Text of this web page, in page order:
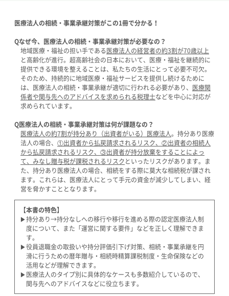
医療法人の相続・事業承継対策がこの1冊で分かる！
Qなぜ今、医療法人の相続・事業承継対策が必要なの？
地域医療・福祉の担い手である医療法人の経営者の約3割が70歳以上
と高齢化が進行。超高齢社会の日本において、医療・福祉を継続的に
提供できる環境を整えることは、私たちの生活にとって必要不可欠。
そのため、持続的に地域医療・福祉サービスを提供し続けるために
は、医療法人の相続・事業承継が適切に行われる必要があり、 医療関
係者や関与先へのアドバイスを求められる税理士などを中心に対応が
求められています。
Q医療法人の相続・事業承継対策は何が課題なの？
医療法人の約7割が持分あり（出資者がいる）医療法人。持分あり医療
法人の場合、 ①出資者から払戻請求されるリスク、②出資者の相続人
から払戻請求されるリスク、③出資者が持分放棄をすることによっ
て、みなし贈与税が課税されるリスクといったリスクがあります。ま
た、持分あり医療法人の場合、相続をする際に莫大な相続税が課され
ます。これらは、医療法人にとって手元の資金が減少してしまい、経
営を脅かすこととなります。
【本書の特色】
▶持分あり→持分なしへの移行や移行を進める際の認定医療法人制
度について、また「運営に関する要件」などを正しく理解できま
す。
▶役員退職金の取扱いや持分評価引下げ対策、相続・事業承継を円
滑に行うための暦年贈与・相続時精算課税制度・生命保険などの
活用などが理解できます。
▶医療法人のタイプ別に具体的なケースも多数紹介しているので、
関与先へのアドバイスなどに役立ちます。